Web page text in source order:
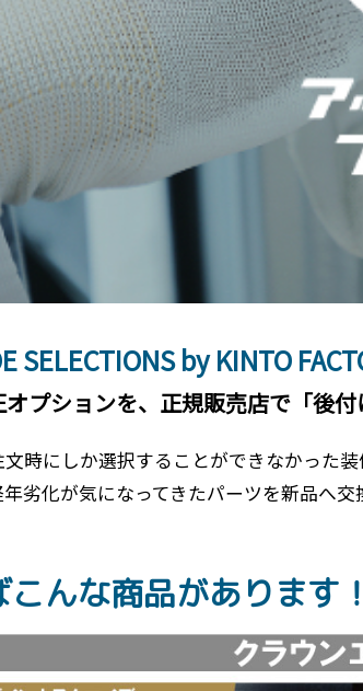
SELECTIONS by KINTO
オプションを、正規販売店で「後
時にしか選択することができなかった
劣化が気になってきたパーツを新品へ
んな商品があります！